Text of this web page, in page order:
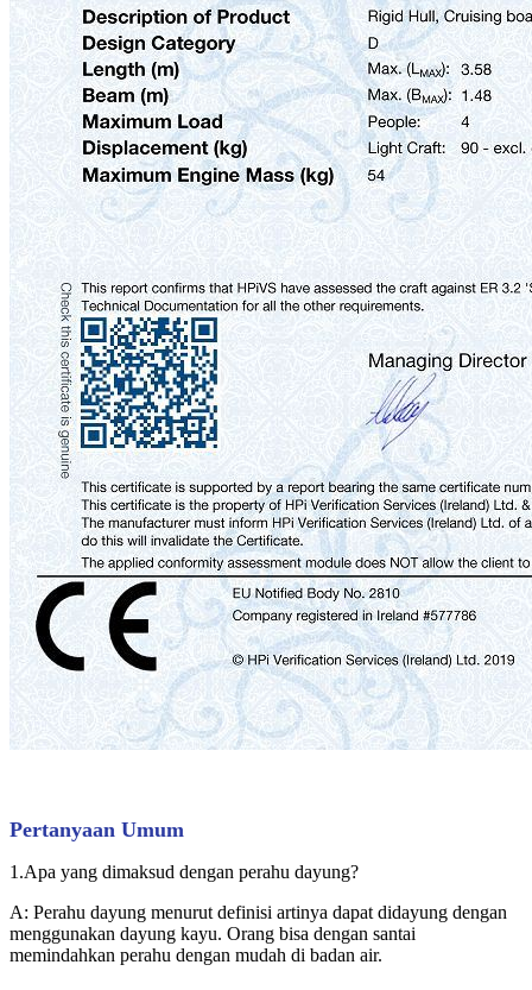
Pertanyaan Umum
1.Apa yang dimaksud dengan perahu dayung?
A: Perahu dayung menurut definisi artinya dapat didayung dengan
menggunakan dayung kayu. Orang bisa dengan santai
memindahkan perahu dengan mudah di badan air.